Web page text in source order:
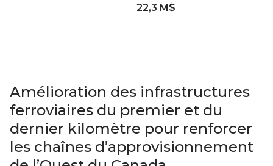
22,3 M$
Amélioration des infrastructures
ferroviaires du premier et du
dernier kilomètre pour renforcer
les chaînes d’approvisionnement